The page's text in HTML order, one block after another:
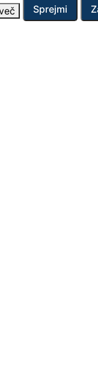
Sprejmi